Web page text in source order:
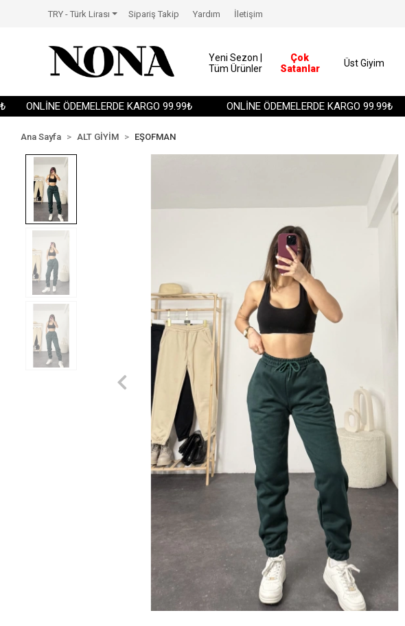
ONLİNE ÖDEMELERDE KARGO 99.99₺ ONLİNE ÖDEMELERDE KARGO 99.99₺
TRY - Türk Lirası Sipariş Takip Yardım İletişim
Yeni Sezon |
Tüm Ürünler
Çok
Satanlar
Üst Giyim
Ana Sayfa ALT GİYİM EŞOFMAN